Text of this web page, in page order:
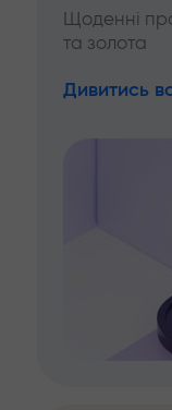
Щоденні
та золота
Дивитись